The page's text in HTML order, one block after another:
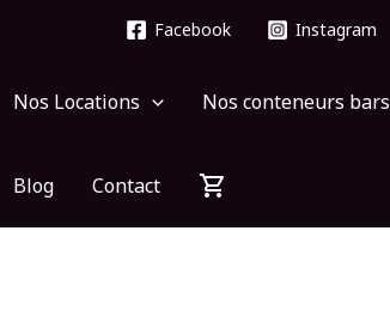
Facebook Instagram
Nos Locations Nos conteneurs bars
Blog Contact